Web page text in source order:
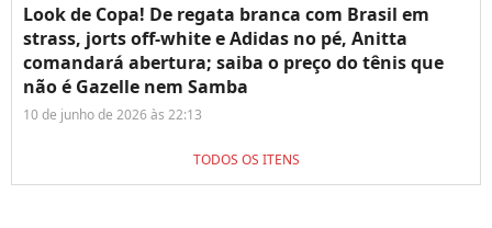
Look de Copa! De regata branca com Brasil em
strass, jorts off-white e Adidas no pé, Anitta
comandará abertura; saiba o preço do tênis que
não é Gazelle nem Samba
10 de junho de 2026 às 22:13
TODOS OS ITENS